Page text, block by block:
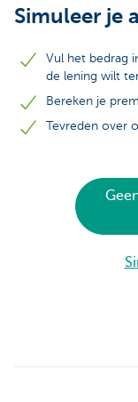
Simuleer je
Vul het bedrag
de lening wilt
Bereken je
Tevreden over